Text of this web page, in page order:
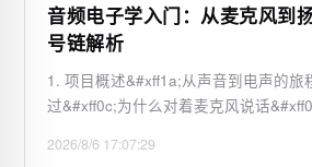
音频电子学入门：从麦克风到
号链解析
1. 项目概述&#xff1a;从声音到电声的旅
过&#xff0c;为什么对着麦克风说话
能发出如此丰富的声音&#xff0c;那么你
2026/8/6 17:07:29